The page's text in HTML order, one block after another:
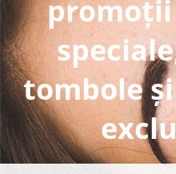
tombole